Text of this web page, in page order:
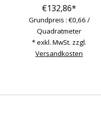
€132,86*
Grundpreis : €0,66 /
Quadratmeter
* exkl. MwSt. zzgl.
Versandkosten